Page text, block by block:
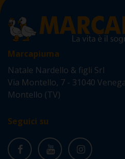
Marcapiuma
Natale Nardello & figli Srl
Via Montello, 7 - 31040
Montello (TV)
Seguici su